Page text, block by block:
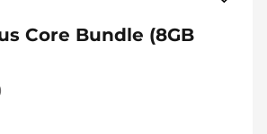
Core Bundle (8GB